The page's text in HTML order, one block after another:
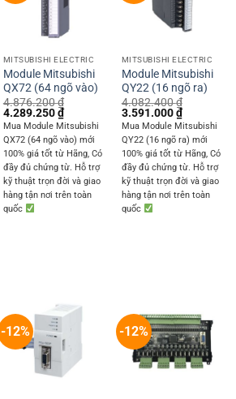
MITSUBISHI ELECTRIC
Module Mitsubishi
QX72 (64 ngõ vào)
4.876.200₫
Original
price
was:
4.876.200 ₫.
4.289.250₫Current
price
is:
4.289.250 ₫.
Mua Module Mitsubishi
QX72 (64 ngõ vào) mới
100% giá tốt từ Hãng, Có
đầy đủ chứng từ. Hỗ trợ
kỹ thuật trọn đời và giao
hàng tận nơi trên toàn
quốc
MITSUBISHI ELECTRIC
Module Mitsubishi
QY22 (16 ngõ ra)
4.082.400₫
Original
price
was:
4.082.400 ₫.
3.591.000₫Current
price
is:
3.591.000
Mua Module Mitsubishi
QY22 (16 ngõ ra) mới
100% giá tốt từ Hãng, Có
đầy đủ chứng từ. Hỗ trợ
kỹ thuật trọn đời và giao
hàng tận nơi trên toàn
quốc
-12% -12%